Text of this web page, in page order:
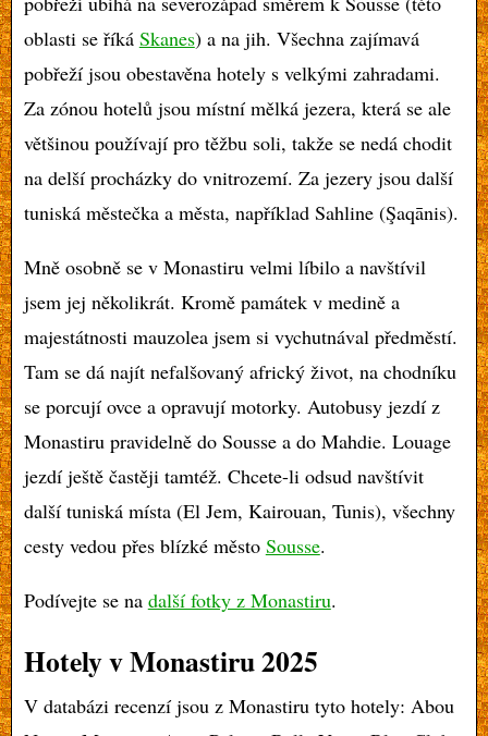
oblasti se říká Skanes) a na jih. Všechna zajímavá
pobřeží jsou obestavěna hotely s velkými zahradami.
Za zónou hotelů jsou místní mělká jezera, která se ale
většinou používají pro těžbu soli, takže se nedá chodit
na delší procházky do vnitrozemí. Za jezery jsou další
tuniská městečka a města, například Sahline (Şaqānis).
Mně osobně se v Monastiru velmi líbilo a navštívil
jsem jej několikrát. Kromě památek v medině a
majestátnosti mauzolea jsem si vychutnával předměstí.
Tam se dá najít nefalšovaný africký život, na chodníku
se porcují ovce a opravují motorky. Autobusy jezdí z
Monastiru pravidelně do Sousse a do Mahdie. Louage
jezdí ještě častěji tamtéž. Chcete-li odsud navštívit
další tuniská místa (El Jem, Kairouan, Tunis), všechny
cesty vedou přes blízké město Sousse.
Podívejte se na další fotky z Monastiru.
Hotely v Monastiru2025
V databázi recenzí jsou z Monastiru tyto hotely: Abou